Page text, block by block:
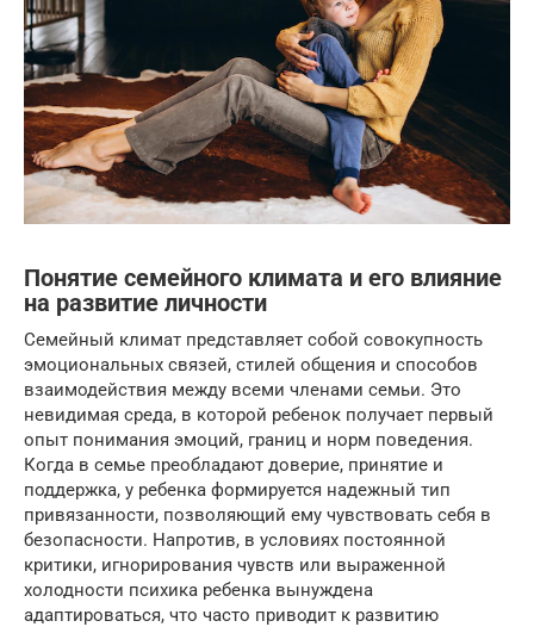
Понятие семейного климата и его влияние
на развитие личности
Семейный климат представляет собой совокупность
эмоциональных связей, стилей общения и способов
взаимодействия между всеми членами семьи. Это
невидимая среда, в которой ребенок получает первый
опыт понимания эмоций, границ и норм поведения.
Когда в семье преобладают доверие, принятие и
поддержка, у ребенка формируется надежный тип
привязанности, позволяющий ему чувствовать себя в
безопасности. Напротив, в условиях постоянной
критики, игнорирования чувств или выраженной
холодности психика ребенка вынуждена
адаптироваться, что часто приводит к развитию